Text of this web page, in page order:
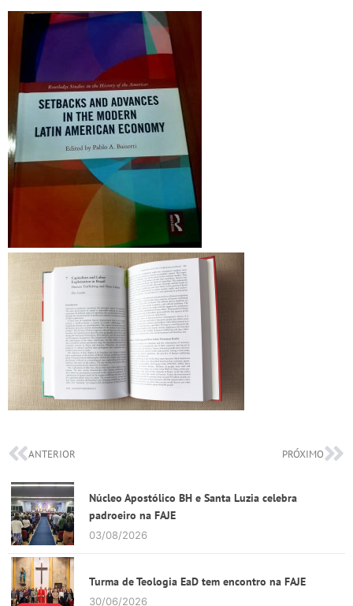
ANTERIOR PRÓXIMO
Núcleo Apostólico BH e Santa Luzia celebra
padroeiro na FAJE
03/08/2026
Turma de Teologia EaD tem encontro na FAJE
30/06/2026